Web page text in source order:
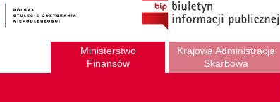
Ministerstwo
Finansów
Krajowa Administracja
Skarbowa